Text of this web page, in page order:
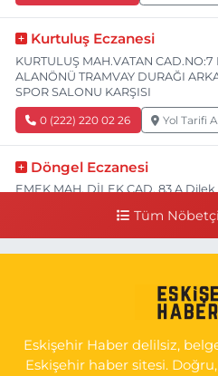
Kurtuluş Eczanesi
KURTULUŞ MAH.VATAN CAD.NO:7
ALANÖNÜ TRAMVAY DURAĞI
SPOR SALONU KARŞISI
0 (222) 220 02 26 Yol Tarifi
Döngel Eczanesi
EMEK MAH. DİLEK CAD. 83 A
İSTİKLAL MAH. ŞAİR FUZULİ CAD.
KARŞI KÖŞESİ ŞAİR FUZULİ AİLE
0 (222) 230 11 31 Yol Tarifi Al
Tüm
Eskişehir Haber delilsiz,
Eskişehir haber sitesi.